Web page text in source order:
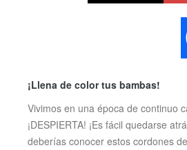
¡Llena de color tus bambas!
Vivimos en una época de continuo
¡DESPIERTA! ¡Es fácil quedarse
deberías conocer estos cordones